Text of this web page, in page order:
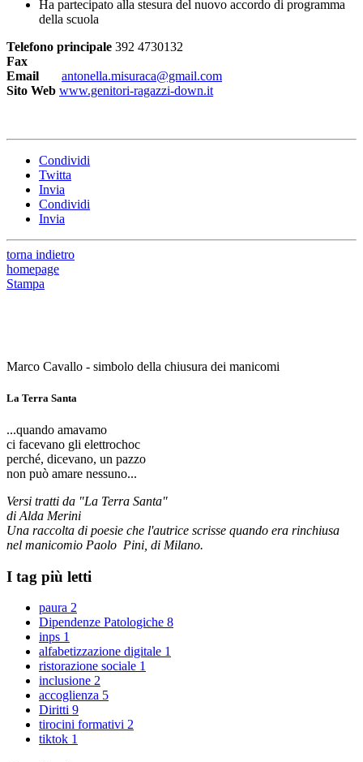
Ha partecipato alla stesura del nuovo accordo di programma
della scuola
Telefono principale 392 4730132
Fax
Email
antonella.misuraca@gmail.com
Sito Web www.genitori-ragazzi-down.it
Condividi
Twitta
Invia
Condividi
Invia
torna indietro
homepage
Stampa
Marco Cavallo - simbolo della chiusura dei manicomi
La Terra Santa
...quando amavamo
ci facevano gli elettrochoc
perché, dicevano, un pazzo
non può amare nessuno...
Versi tratti da "La Terra Santa"
di Alda Merini
Una raccolta di poesie che l'autrice scrisse quando era rinchiusa
nel manicomio Paolo Pini, di Milano.
I tag più letti
paura 2
Dipendenze Patologiche 8
inps 1
alfabetizzazione digitale 1
ristorazione sociale 1
inclusione 2
accoglienza 5
Diritti 9
tirocini formativi 2
tiktok 1